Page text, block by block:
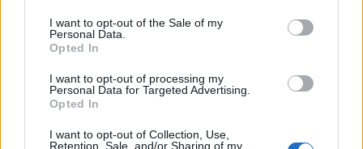
I want to opt-out of the Sale of my
Personal Data.
Opted In
I want to opt-out of processing my
Personal Data for Targeted Advertising.
Opted In
I want to opt-out of Collection, Use,
Retention, Sale, and/or Sharing of my
maziem